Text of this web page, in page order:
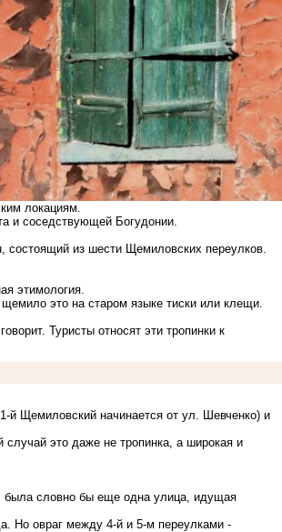
локациям.
и соседствующей Богудонии.
из шести Щемиловских переулков.
этимология.
это на старом языке тиски или клещи.
Туристы относят эти тропинки к
й Щемиловский начинается от ул. Шевченко) и
это даже не тропинка, а широкая и
была словно бы еще одна улица, идущая
Но овраг между 4-й и 5-м переулками -